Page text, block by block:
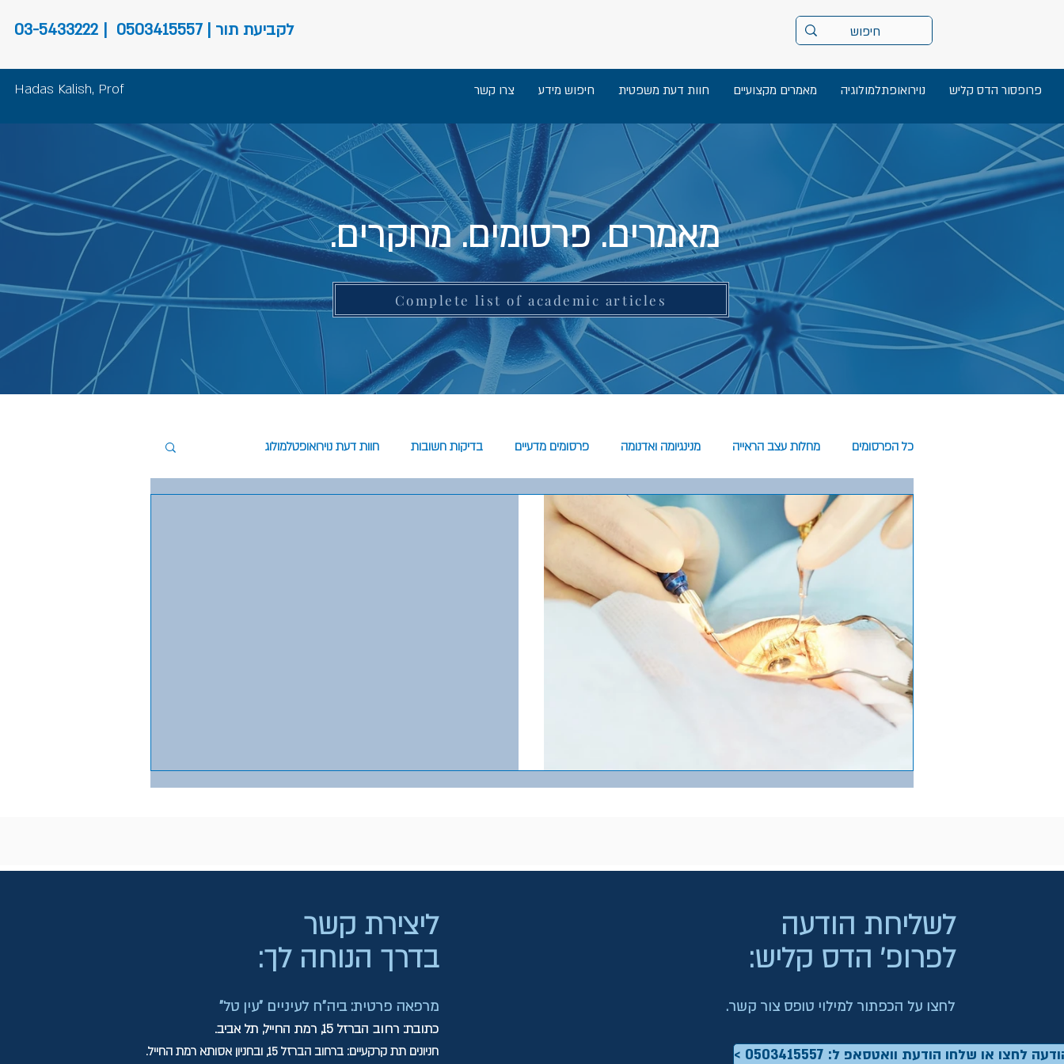
לקביעת תור | 0503415557 03-5433222
Hadas Kalish, Prof פרופסור הדס קליש נוירואופתלמולוגיה מאמרים מקצועיים חוות דעת משפטית חיפוש מידע צרו קשר
מאמרים. פרסומים. מחקרים.
Complete list of academic articles
כל הפרסומים מחלות עצב הראייה מנינגיומה ואדנומה פרסומים מדעיים בדיקות חשובות חוות דעת נוירואופטלמולוג
כאבים ממקור עיני
מנינגיומות ליד עצבי הראייה
לשימור הראייה בחולים עם מנינגיומות ליד עצבי הראייה והצטלבות עצבי
הראייה (כיאזמה) חשוב לערוך מעקב וקשר בתוך צוות רב תחומי.
פרופ' הדס קליש
ליצירת קשר
בדרך הנוחה לך:
מרפאה פרטית: ביה"ח לעיניים "עין טל"
כתובת: רחוב הברזל 15, רמת החייל, תל אביב.
חניונים תת קרקעיים: ברחוב הברזל 15, ובחניון אסותא רמת החייל.
לשליחת הודעה
לפרופ' הדס קליש:
לחצו על הכפתור למילוי טופס צור קשר.
לחצו או שלחו הודעת וואטסאפ ל: 0503415557